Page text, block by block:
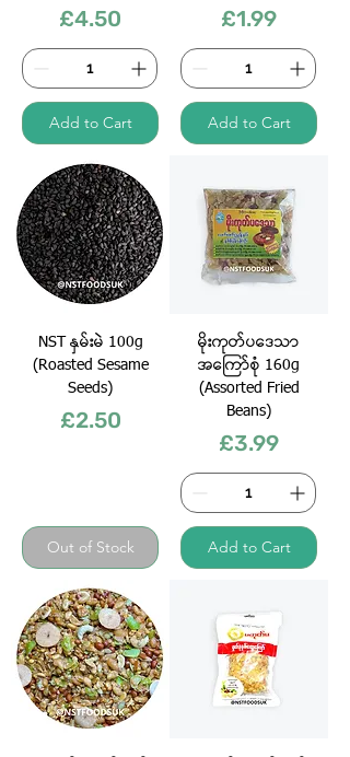
Price
£4.50
Add to Cart
Price
£1.99
Add to Cart
NST နှမ်းမဲ 100g
(Roasted Sesame
Seeds)
Price
£2.50
Out of Stock
မိုးကုတ်ပ​ဒေသာ
အကြော်စုံ 160g
(Assorted Fried
Beans)
Price
£3.99
Add to Cart